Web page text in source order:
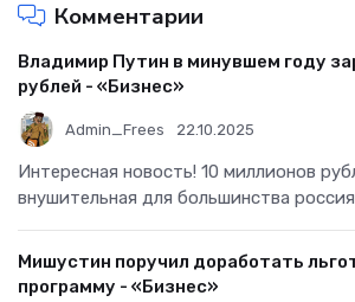
Комментарии
Владимир Путин в минувшем году
рублей - «Бизнес»
Admin_Frees 22.10.2025
Интересная новость! 10 миллионов
внушительная для большинства
Мишустин поручил доработать
программу - «Бизнес»